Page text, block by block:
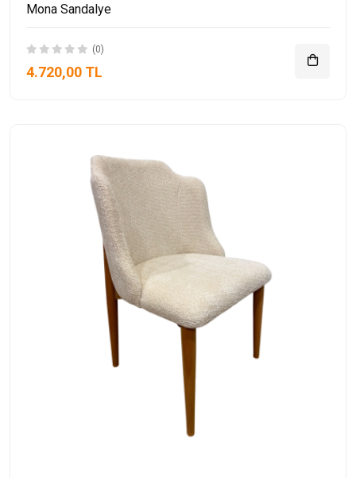
Mona Sandalye
(0)
4.720,00 TL